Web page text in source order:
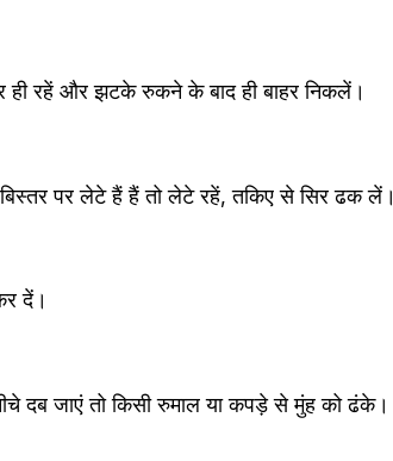
रहें और झटके रुकने के बाद ही बाहर निकलें।
पर लेटे हैं हैं तो लेटे रहें, तकिए से सिर ढक लें।
दें।
दब जाएं तो किसी रुमाल या कपड़े से मुंह को ढंके।